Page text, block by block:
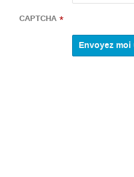
CAPTCHA *